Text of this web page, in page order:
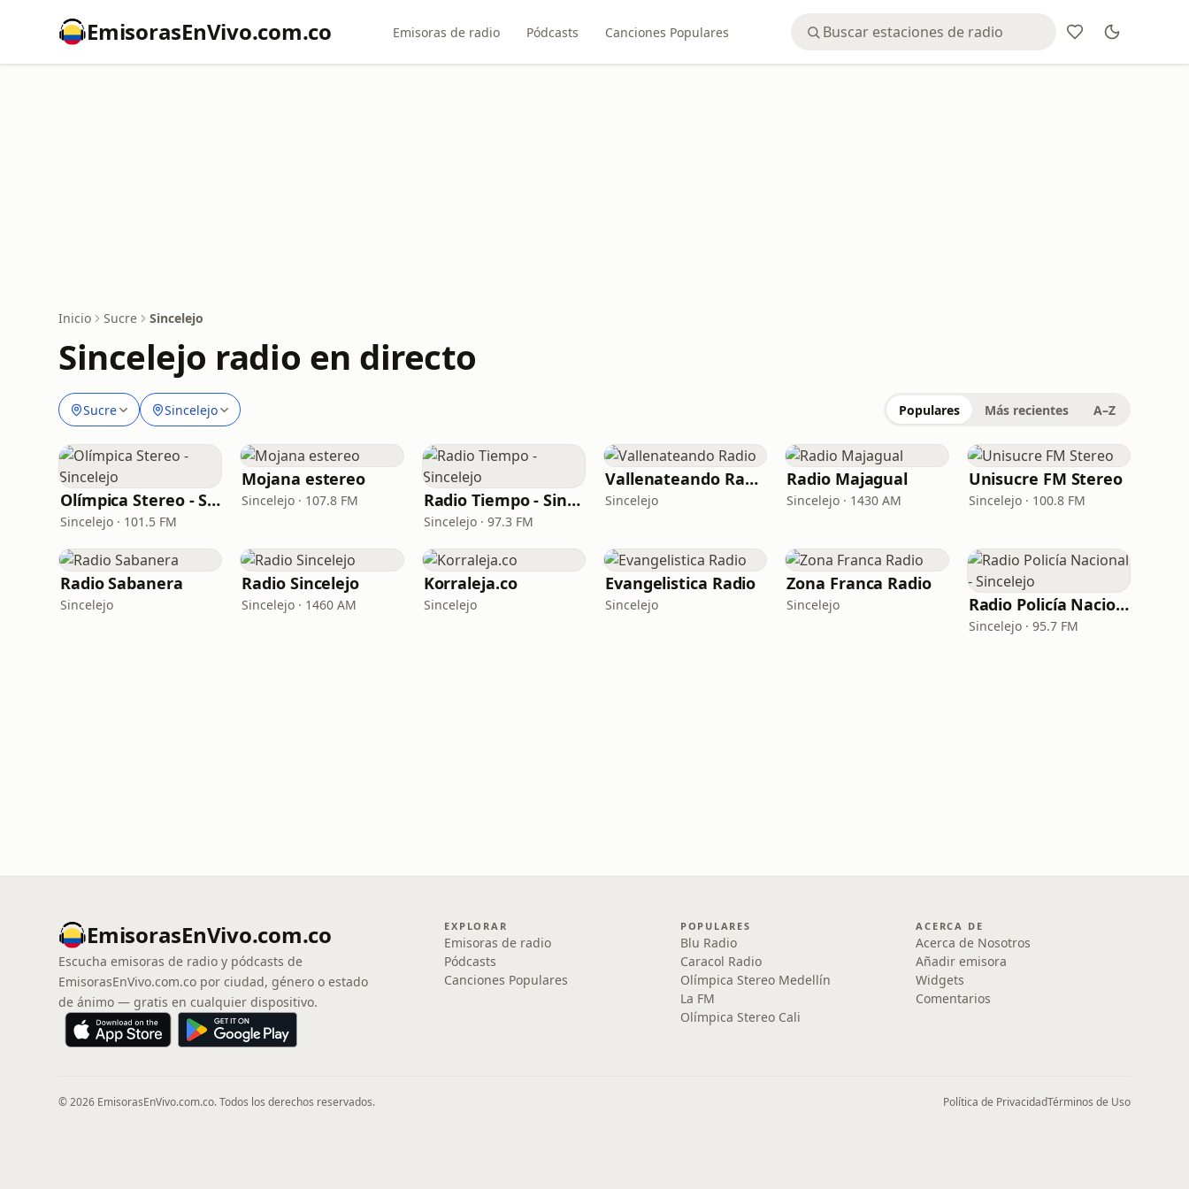
EmisorasEnVivo.com.co Emisoras de radio Pódcasts Canciones Populares
Inicio Sucre Sincelejo
Sincelejo radio en directo
Sucre Sincelejo Populares Más recientes A–Z
Olímpica Stereo - Sincelejo
Sincelejo · 101.5 FM
Mojana estereo
Sincelejo · 107.8 FM Radio Tiempo - Sincelejo
Sincelejo · 97.3 FM
Vallenateando Radio
Sincelejo
Radio Majagual
Sincelejo · 1430 AM
Unisucre FM Stereo
Sincelejo · 100.8 FM
Radio Sabanera
Sincelejo
Radio Sincelejo
Sincelejo · 1460 AM
Korraleja.co
Sincelejo
Evangelistica Radio
Sincelejo
Zona Franca Radio
Sincelejo Radio Policía Nacional - Sincelejo
Sincelejo · 95.7 FM
EmisorasEnVivo.com.co
Escucha emisoras de radio y pódcasts de
EmisorasEnVivo.com.co por ciudad, género o estado
de ánimo — gratis en cualquier dispositivo.
EXPLORAR
Emisoras de radio
Pódcasts
Canciones Populares
POPULARES
Blu Radio
Caracol Radio
Olímpica Stereo Medellín
La FM
Olímpica Stereo Cali
ACERCA DE
Acerca de Nosotros
Añadir emisora
Widgets
Comentarios
© 2026 EmisorasEnVivo.com.co. Todos los derechos reservados. Política de PrivacidadTérminos de Uso